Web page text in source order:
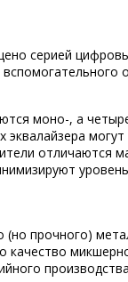
серией
моно-, а
отличаются
(но прочного)
качество